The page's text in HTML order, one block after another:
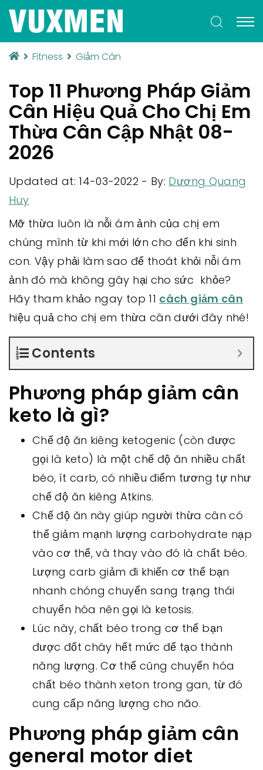
Fitness Giảm Cân
Top 11 Phương Pháp Giảm
Cân Hiệu Quả Cho Chị Em
Thừa Cân Cập Nhật 08-
2026
Updated at: 14-03-2022 - By: Dương Quang
Huy
Mỡ thừa luôn là nỗi ám ảnh của chị em
chúng mình từ khi mới lớn cho đến khi sinh
con. Vậy phải làm sao để thoát khỏi nỗi ám
ảnh đó mà không gây hại cho sức khỏe?
Hãy tham khảo ngay top 11 cách giảm cân
hiệu quả cho chị em thừa cân dưới đây nhé!
Contents
Phương pháp giảm cân
keto là gì?
Chế độ ăn kiêng ketogenic (còn được
gọi là keto) là một chế độ ăn nhiều chất
béo, ít carb, có nhiều điểm tương tự như
chế độ ăn kiêng Atkins.
Chế độ ăn này giúp người thừa cân có
thể giảm mạnh lượng carbohydrate nạp
vào cơ thể, và thay vào đó là chất béo.
Lượng carb giảm đi khiến cơ thể bạn
nhanh chóng chuyển sang trạng thái
chuyển hóa nên gọi là ketosis.
Lúc này, chất béo trong cơ thể bạn
được đốt cháy hết mức để tạo thành
năng lượng. Cơ thể cũng chuyển hóa
chất béo thành xeton trong gan, từ đó
cung cấp năng lượng cho não.
Phương pháp giảm cân
general motor diet